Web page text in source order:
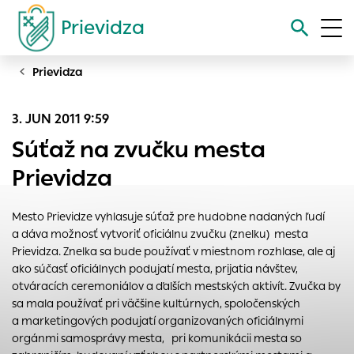
Prievidza
Vyhľadávanie
Prievidza
3. JUN 2011 9:59
Súťaž na zvučku mesta
Prievidza
Mesto Prievidze vyhlasuje súťaž pre hudobne nadaných ľudí
a dáva možnosť vytvoriť oficiálnu zvučku (znelku) mesta
Prievidza. Znelka sa bude používať v miestnom rozhlase, ale aj
ako súčasť oficiálnych podujatí mesta, prijatia návštev,
otváracích ceremoniálov a ďalších mestských aktivít. Zvučka by
sa mala používať pri väčšine kultúrnych, spoločenských
a marketingových podujatí organizovaných oficiálnymi
orgánmi samosprávy mesta, pri komunikácii mesta so
Nastavenie cookies
Cookies sú malé súbory, do ktorých webové stránky môžu
ukladať informácie o vašej aktivite a preferenciách.
zapamätoval Vaše prihlásenie alebo aby sa uložila Vaša
voľba v tomto okne.
Vyberte úroveň cookies, ktorú chcete povoliť
Technické cookies
Technické súbory cookie sú pre prevádzku nevyhnutné a
pomáhajú urobiť webové stránky uplatniteľnými tým, že
umožňujú základné funkcie, ako je navigácia na stránke a